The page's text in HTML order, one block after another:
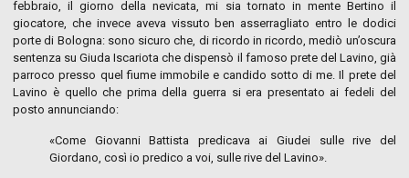
febbraio, il giorno della nevicata, mi sia tornato in mente Bertino il
giocatore, che invece aveva vissuto ben asserragliato entro le dodici
porte di Bologna: sono sicuro che, di ricordo in ricordo, mediò un’oscura
sentenza su Giuda Iscariota che dispensò il famoso prete del Lavino, già
parroco presso quel fiume immobile e candido sotto di me. Il prete del
Lavino è quello che prima della guerra si era presentato ai fedeli del
posto annunciando:
«Come Giovanni Battista predicava ai Giudei sulle rive del
Giordano, così io predico a voi, sulle rive del Lavino».